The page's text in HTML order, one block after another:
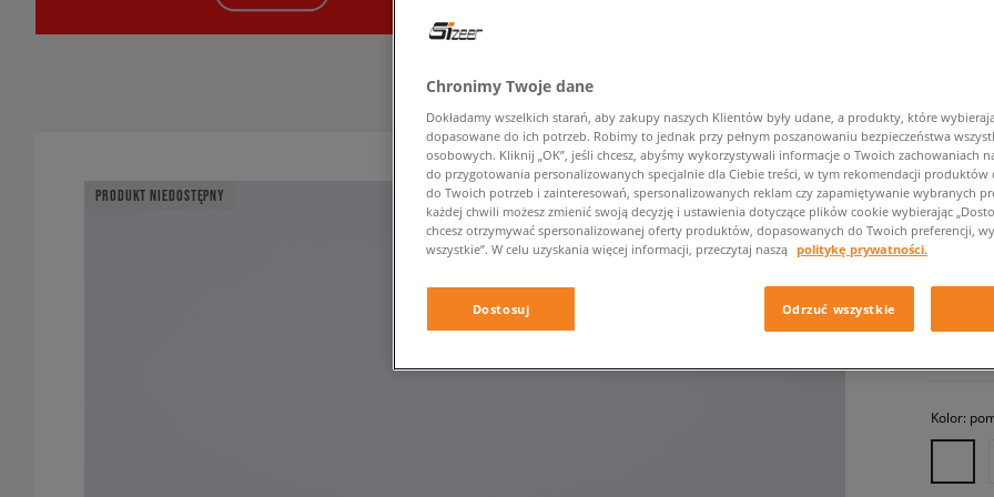
PRODUKT NIEDOSTĘPNY ADIDAS
209,99
Kolor:
Chronimy Twoje dane
Dokładamy wszelkich starań, aby zakupy naszych Klientów były udane, a produkty, które
dopasowane do ich potrzeb. Robimy to jednak przy pełnym poszanowaniu bezpieczeństwa
osobowych. Kliknij „OK”, jeśli chcesz, abyśmy wykorzystywali informacje o Twoich zachowaniach
do przygotowania personalizowanych specjalnie dla Ciebie treści, w tym rekomendacji produktów
do Twoich potrzeb i zainteresowań, spersonalizowanych reklam czy zapamiętywanie wybranych
każdej chwili możesz zmienić swoją decyzję i ustawienia dotyczące plików cookie wybierając
chcesz otrzymywać spersonalizowanej oferty produktów, dopasowanych do Twoich preferencji,
wszystkie”. W celu uzyskania więcej informacji, przeczytaj naszą politykę prywatności.
Dostosuj Odrzuć wszystkie